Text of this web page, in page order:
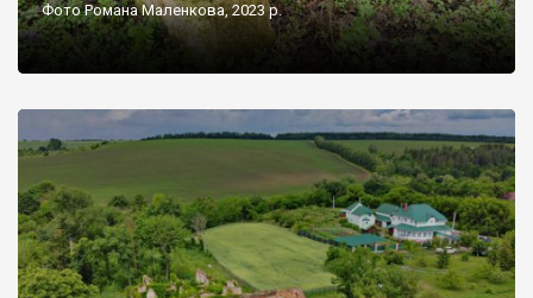
Фото Романа Маленкова, 2023 р.